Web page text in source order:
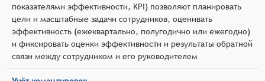
показателями эффективности, KPI) позволяют планировать
цели и масштабные задачи сотрудников, оценивать
эффективность (ежеквартально, полугодично или ежегодно)
и фиксировать оценки эффективности и результаты обратной
связи между сотрудником и его руководителем